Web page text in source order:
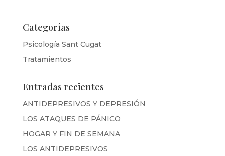
Categorías
Psicología Sant Cugat
Tratamientos
Entradas recientes
ANTIDEPRESIVOS Y DEPRESIÓN
LOS ATAQUES DE PÁNICO
HOGAR Y FIN DE SEMANA
LOS ANTIDEPRESIVOS